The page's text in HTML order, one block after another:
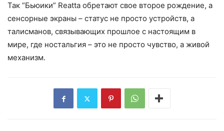
Так “Бьюики” Reatta обретают свое второе рождение, а
сенсорные экраны – статус не просто устройств, а
талисманов, связывающих прошлое с настоящим в
мире, где ностальгия – это не просто чувство, а живой
механизм.